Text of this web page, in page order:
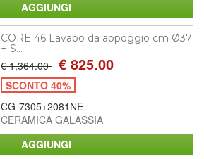
CORE 46 Lavabo da appoggio cm Ø37
+ S...
€ 1,364.00 € 825.00
SCONTO 40%
CG-7305+2081NE
CERAMICA GALASSIA